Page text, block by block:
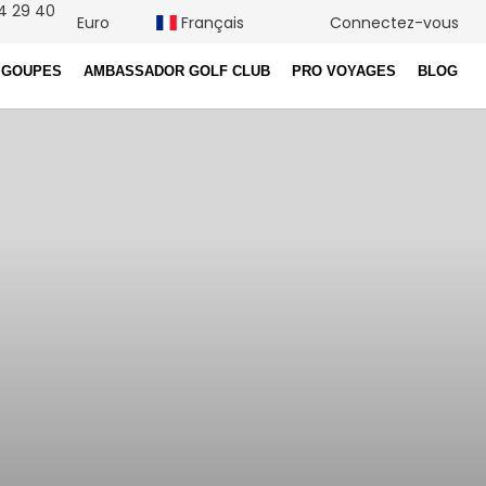
AMBASSADOR GOLF CLUB PRO VOYAGES BLOG
29 40
Euro Français Connectez-vous